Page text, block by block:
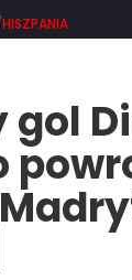
HISZPANIA
gol